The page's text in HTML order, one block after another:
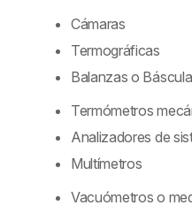
Cámaras
Termográficas
Balanzas o
Termómetros
Analizadores de
Multímetros
Vacuómetros o